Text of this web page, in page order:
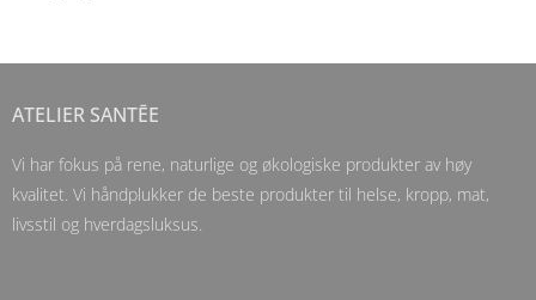
ATELIER SANTĒE
Vi har fokus på rene, naturlige og økologiske produkter av høy
kvalitet. Vi håndplukker de beste produkter til helse, kropp, mat,
livsstil og hverdagsluksus.